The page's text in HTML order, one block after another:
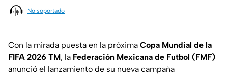
No soportado
Con la mirada puesta en la próxima Copa Mundial de la
FIFA 2026 TM, la Federación Mexicana de Futbol (FMF)
anunció el lanzamiento de su nueva campaña